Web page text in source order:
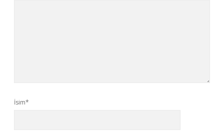
İsim*